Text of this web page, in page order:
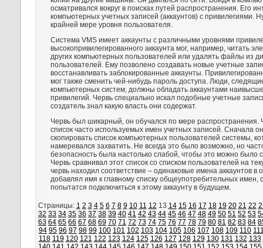
осматривался вокруг в поисках путей распространения. Его
компьютерных учетных записей (аккаунтов) с привилегиями.
крайней мере уровня пользователя.
Система VMS имеет аккаунты с различными уровнями
высокопривилегированного аккаунта мог, например, читать
других компьютерных пользователей или удалять файлы из
пользователей. Ему позволено создавать новые учетные
восстанавливать заблокированные аккаунты.
мог также сменить чей-нибудь пароль доступа. Люди,
компьютерных систем, должны обладать аккаунтами
привилегий. Червь специально искал подобные учетные
создатель знал какую власть они содержат.
Червь был шикарный, он обучался по мере распространения.
список часто используемых имен учетных записей. Сначала
скопировать список компьютерных пользователей системы,
намеревался захватить. Не всегда это было возможно, но
безопасность была настолько слабой, чтобы это можно было
Червь сравнивал этот список со списком пользователей на
червь находил соответствие – одинаковые имена аккаунтов в
добавлял имя к главному списку общеупотребительных имен,
попытатся подключиться к этому аккаунту в будущем.
Страницы: 1 2 3 4 5 6 7 8 9 10 11 12 13 14 15 16 17 18 19 20 21 22
32 33 34 35 36 37 38 39 40 41 42 43 44 45 46 47 48 49 50 51 52 53
63 64 65 66 67 68 69 70 71 72 73 74 75 76 77 78 79 80 81 82 83 84
94 95 96 97 98 99 100 101 102 103 104 105 106 107 108 109 110
118 119 120 121 122 123 124 125 126 127 128 129 130 131 132 133